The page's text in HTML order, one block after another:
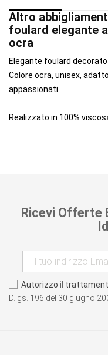
Altro
foulard elegante
ocra
Elegante foulard
Colore ocra, unisex,
appassionati.
Realizzato in 100%
Ricevi Offerte
Autorizzo il
D.lgs. 196 del 30 giugno